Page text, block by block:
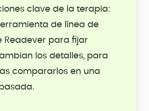
clave de la terapia:
de línea de
Readever para fijar
los detalles, para
compararlos en una